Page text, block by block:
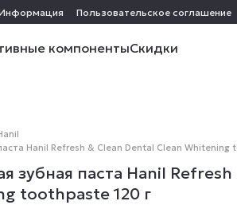
Пользовательское соглашение
компонентыСкидки
Hanil Refresh & Clean Dental Clean Whitening
зубная паста Hanil Refresh
toothpaste 120 г